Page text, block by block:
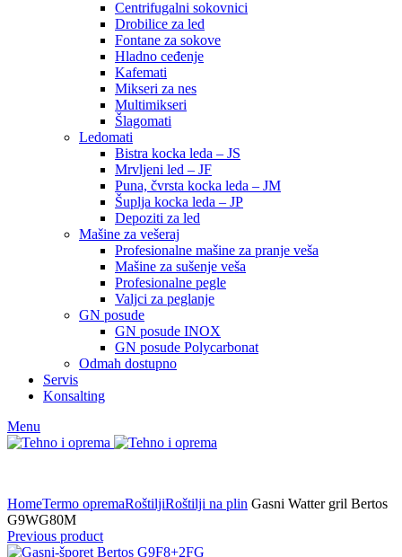
Centrifugalni sokovnici
Drobilice za led
Fontane za sokove
Hladno ceđenje
Kafemati
Mikseri za nes
Multimikseri
Šlagomati
Ledomati
Bistra kocka leda – JS
Mrvljeni led – JF
Puna, čvrsta kocka leda – JM
Šuplja kocka leda – JP
Depoziti za led
Mašine za vešeraj
Profesionalne mašine za pranje veša
Mašine za sušenje veša
Profesionalne pegle
Valjci za peglanje
GN posude
GN posude INOX
GN posude Polycarbonat
Odmah dostupno
Servis
Konsalting
Menu
HomeTermo opremaRoštiljiRoštilji na plin Gasni Watter gril Bertos
G9WG80M
Previous product